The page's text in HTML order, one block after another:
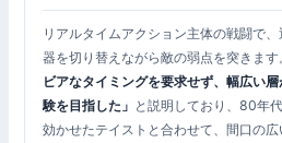
リアルタイムアクション主体の戦闘で
器を切り替えながら敵の弱点を突きます
ビアなタイミングを要求せず、幅広い
験を目指した」 と説明しており、80年
効かせたテイストと合わせて、間口の